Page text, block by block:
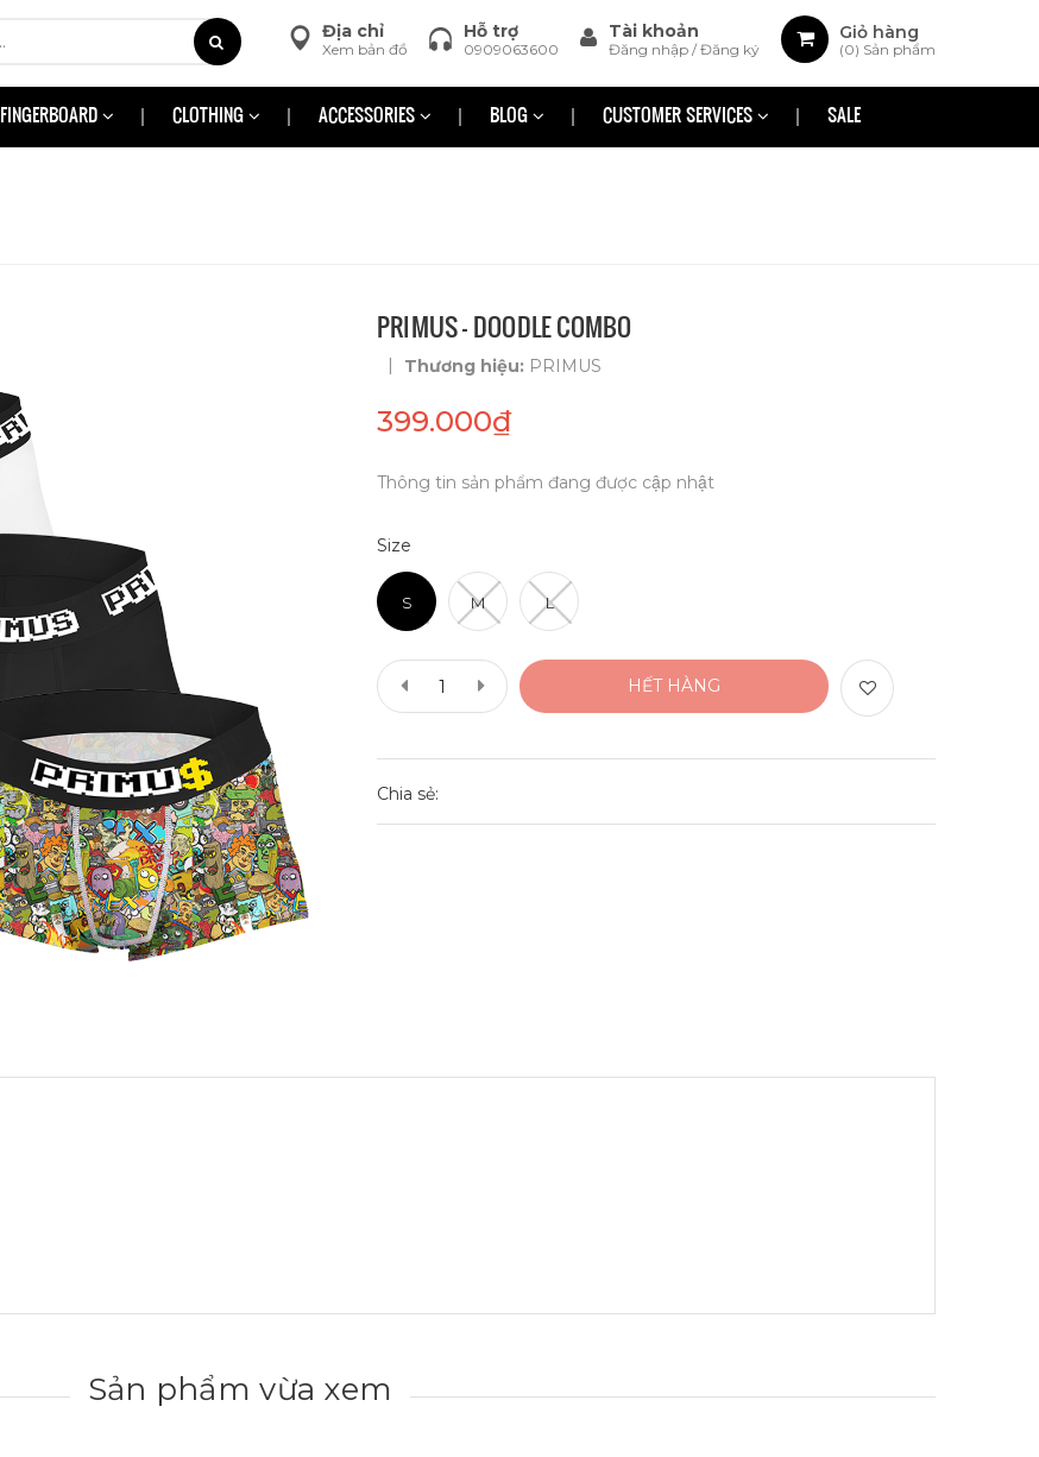
Giỏ hàng
(0) Sản phẩm
Tài khoản
Đăng nhập /Đăng ký
Hỗ trợ
0909063600
Địa chỉ
Xem bản đồ
FINGERBOARD CLOTHING ACCESSORIES BLOG CUSTOMER SERVICES SALE
PRIMUS - DOODLE COMBO
| Thương hiệu: PRIMUS
399.000₫
Thông tin sản phẩm đang được cập nhật
Size
S M L
HẾT HÀNG
Chia sẻ:
Sản phẩm vừa xem